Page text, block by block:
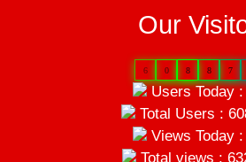
Our
6 0 8 8 7
Users Today :
Total Users :
Views Today
Total views :